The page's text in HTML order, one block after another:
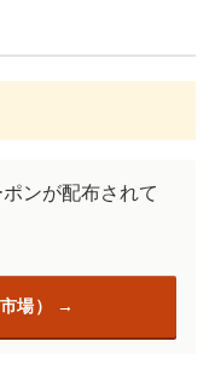
ンが配布されて
場）